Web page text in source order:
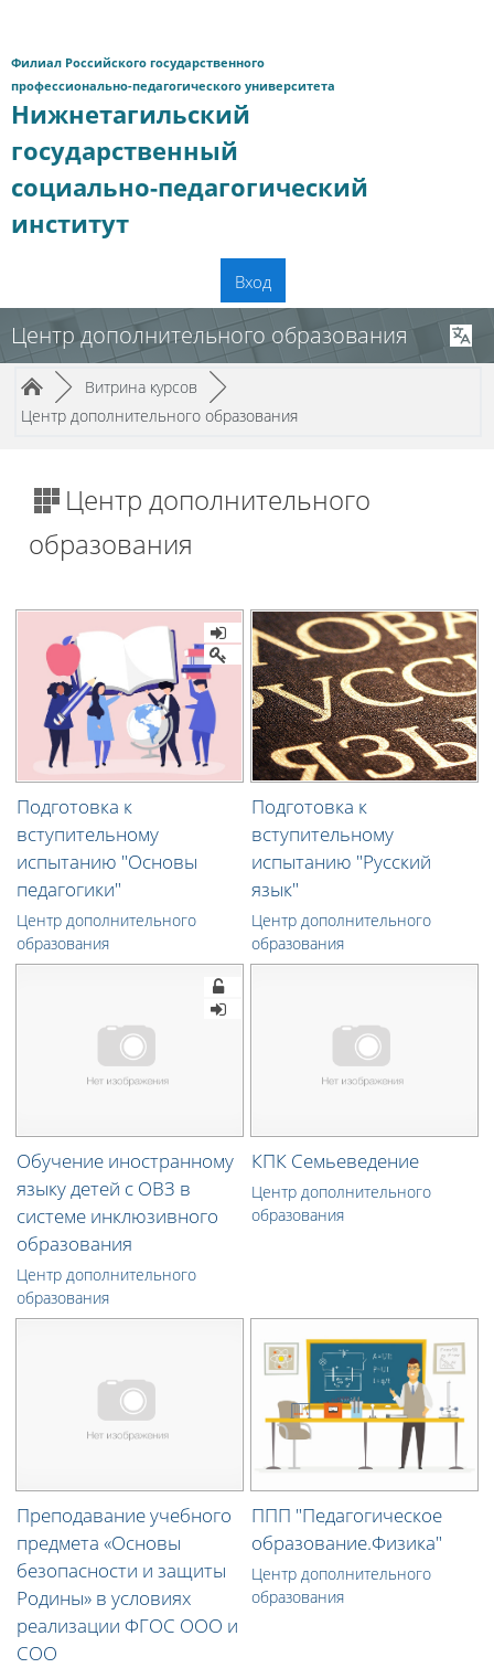
Филиал Российского государственного
профессионально-педагогического университета
Нижнетагильский
государственный
социально-педагогический
институт
Вход
Центр дополнительного образования
Путь к странице
/► Витрина курсов /►
Центр дополнительного образования
Центр дополнительного
образования
Подготовка к
вступительному
испытанию "Основы
педагогики"
Центр дополнительного
образования
Подготовка к
вступительному
испытанию "Русский
язык"
Центр дополнительного
образования
Обучение иностранному
языку детей с ОВЗ в
системе инклюзивного
образования
Центр дополнительного
образования
КПК Семьеведение
Центр дополнительного
образования
Преподавание учебного
предмета «Основы
безопасности и защиты
Родины» в условиях
реализации ФГОС ООО и
СОО
ППП "Педагогическое
образование.Физика"
Центр дополнительного
образования